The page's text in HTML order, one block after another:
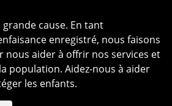
grande cause. En tant
enregistré, nous faisons
nous aider à offrir nos services et
population. Aidez-nous à aider
les enfants.